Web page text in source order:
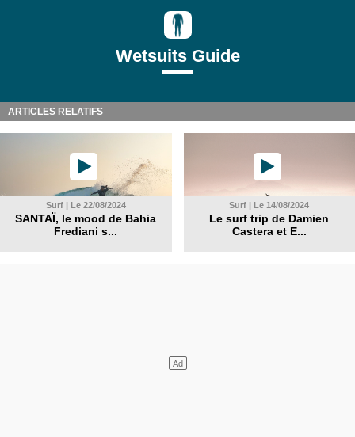
Wetsuits Guide
ARTICLES RELATIFS
Surf | Le 22/08/2024
SANTAÏ, le mood de Bahia
Frediani s...
Surf | Le 14/08/2024
Le surf trip de Damien
Castera et E...